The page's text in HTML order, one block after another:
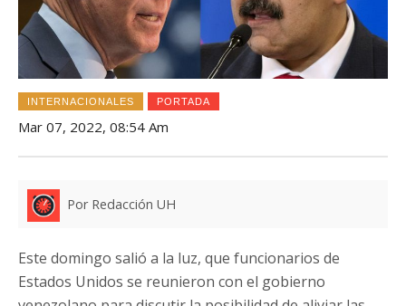
INTERNACIONALES PORTADA
Mar 07, 2022, 08:54 Am
Por Redacción UH
Este domingo salió a la luz, que funcionarios de
Estados Unidos se reunieron con el gobierno